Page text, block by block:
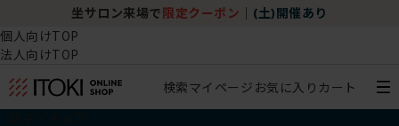
坐サロン来場で 限定クーポン (土)開催あり
個人向けTOP
法人向けTOP
検索マイページ お気に入り カート